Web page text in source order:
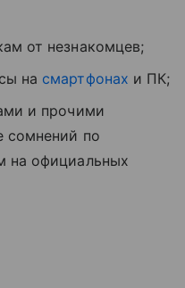
от незнакомцев;
на смартфонах и ПК;
и прочими
сомнений по
на официальных